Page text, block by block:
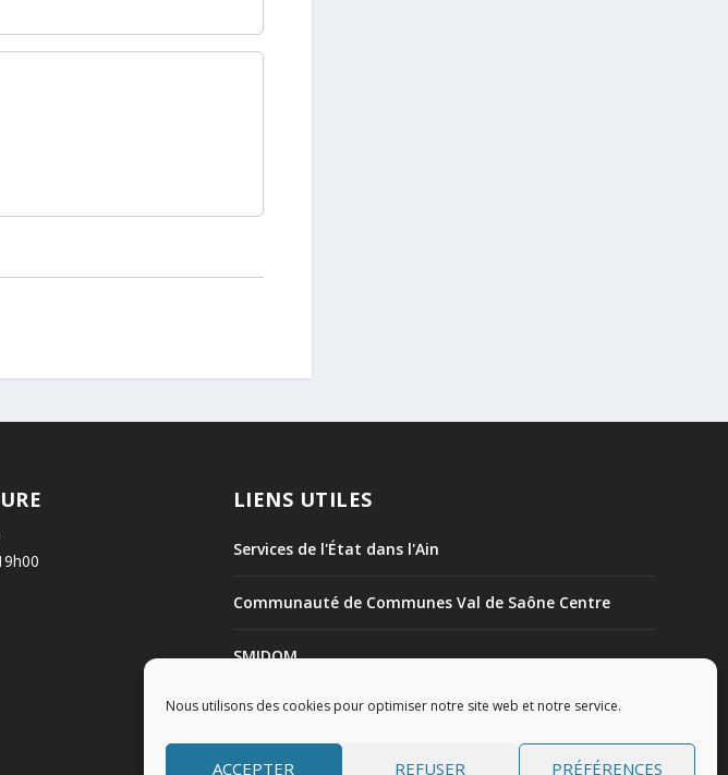
Nous utilisons des cookies pour optimiser notre site web et notre service.
ACCEPTER REFUSER PRÉFÉRENCES
LIENS UTILES
Services de l'État dans l'Ain
Communauté de Communes Val de Saône Centre
SMIDOM
Syndicat des rivières Dombes Chalaronne Bords de